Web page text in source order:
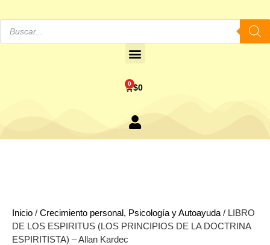
$0
0
Inicio / Crecimiento personal, Psicología y Autoayuda / LIBRO
DE LOS ESPIRITUS (LOS PRINCIPIOS DE LA DOCTRINA
ESPIRITISTA) – Allan Kardec